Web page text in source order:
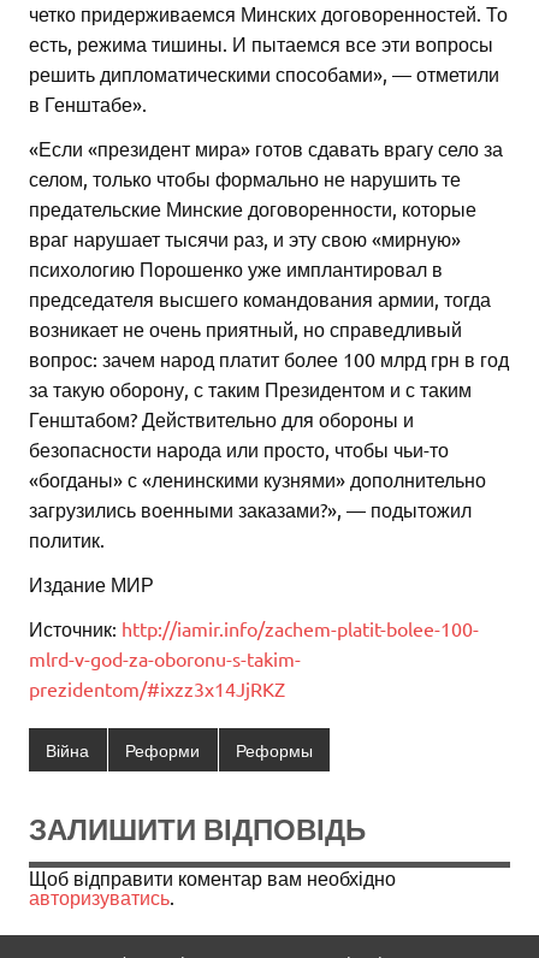
четко придерживаемся Минских договоренностей. То
есть, режима тишины. И пытаемся все эти вопросы
решить дипломатическими способами», — отметили
в Генштабе».
«Если «президент мира» готов сдавать врагу село за
селом, только чтобы формально не нарушить те
предательские Минские договоренности, которые
враг нарушает тысячи раз, и эту свою «мирную»
психологию Порошенко уже имплантировал в
председателя высшего командования армии, тогда
возникает не очень приятный, но справедливый
вопрос: зачем народ платит более 100 млрд грн в год
за такую оборону, с таким Президентом и с таким
Генштабом? Действительно для обороны и
безопасности народа или просто, чтобы чьи-то
«богданы» с «ленинскими кузнями» дополнительно
загрузились военными заказами?», — подытожил
политик.
Издание МИР
Источник: http://iamir.info/zachem-platit-bolee-100-
mlrd-v-god-za-oboronu-s-takim-
prezidentom/#ixzz3x14JjRKZ
Війна Реформи Реформы
ЗАЛИШИТИ ВІДПОВІДЬ
Щоб відправити коментар вам необхідно
авторизуватись.